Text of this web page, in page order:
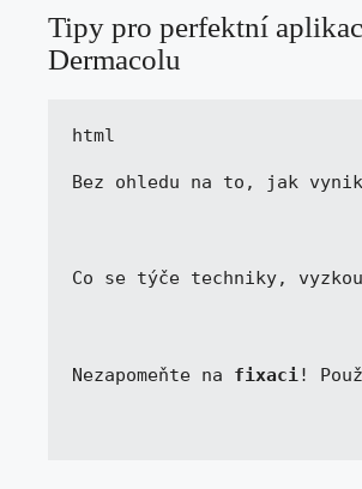
Tipy pro perfektní
Dermacolu
html
Bez ohledu na to, jak
Co se týče techniky,
Nezapomeňte na fixaci!